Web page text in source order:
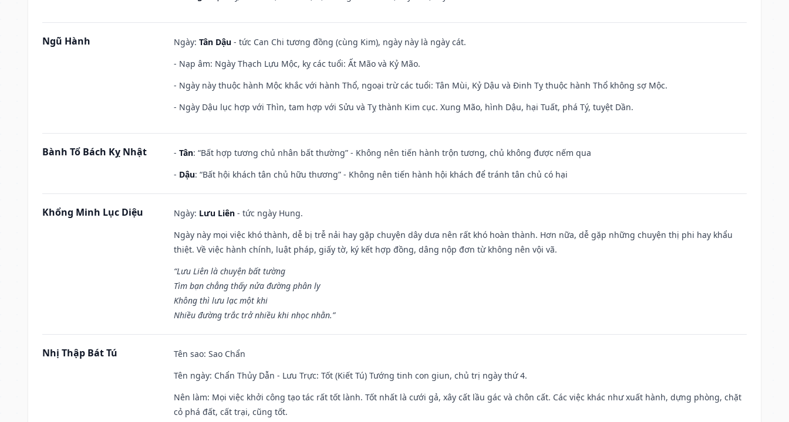
Ngũ Hành Ngày: Tân Dậu - tức Can Chi tương đồng (cùng Kim), ngày này là ngày cát.
- Nạp âm: Ngày Thạch Lựu Mộc, kỵ các tuổi: Ất Mão và Kỷ Mão.
- Ngày này thuộc hành Mộc khắc với hành Thổ, ngoại trừ các tuổi: Tân Mùi, Kỷ Dậu và Đinh Tỵ thuộc hành Thổ không sợ Mộc.
- Ngày Dậu lục hợp với Thìn, tam hợp với Sửu và Tỵ thành Kim cục. Xung Mão, hình Dậu, hại Tuất, phá Tý, tuyệt Dần.
Bành Tổ Bách Kỵ Nhật - Tân: “Bất hợp tương chủ nhân bất thường” - Không nên tiến hành trộn tương, chủ không được nếm qua
- Dậu: “Bất hội khách tân chủ hữu thương” - Không nên tiến hành hội khách để tránh tân chủ có hại
Khổng Minh Lục Diệu Ngày: Lưu Liên - tức ngày Hung.
Ngày này mọi việc khó thành, dễ bị trễ nải hay gặp chuyện dây dưa nên rất khó hoàn thành. Hơn nữa, dễ gặp những chuyện thị phi hay khẩu
thiệt. Về việc hành chính, luật pháp, giấy tờ, ký kết hợp đồng, dâng nộp đơn từ không nên vội vã.
“Lưu Liên là chuyện bất tường
Tìm bạn chẳng thấy nửa đường phân ly
Không thì lưu lạc một khi
Nhiều đường trắc trở nhiều khi nhọc nhằn.”
Nhị Thập Bát Tú Tên sao: Sao Chẩn
Tên ngày: Chẩn Thủy Dẫn - Lưu Trực: Tốt (Kiết Tú) Tướng tinh con giun, chủ trị ngày thứ 4.
Nên làm: Mọi việc khởi công tạo tác rất tốt lành. Tốt nhất là cưới gả, xây cất lầu gác và chôn cất. Các việc khác như xuất hành, dựng phòng, chặt
cỏ phá đất, cất trại, cũng tốt.